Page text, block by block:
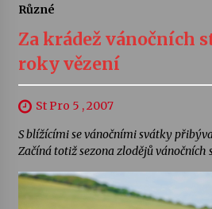
Různé
Za krádež vánočních
roky vězení
St Pro 5 , 2007
S blížícími se vánočními svátky
Začíná totiž sezona zlodějů vánočních